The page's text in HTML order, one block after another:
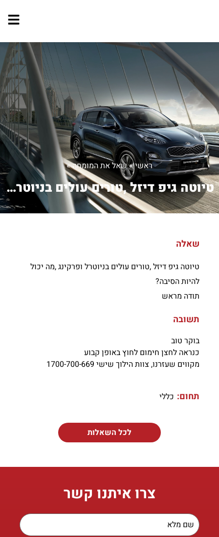
ראשי»שאל את המומחה»
טיוטה גיפ דיזל ,טורים עולים בניוטרל ו...
שאלה
טיוטה גיפ דיזל ,טורים עולים בניוטרל ופרקינג ,מה יכול
להיות הסיבה?
תודה מראש
תשובה
בוקר טוב
כנראה לחצן חימום לחוץ באופן קבוע
מקווים שעזרנו, צוות הילוך שישי 1700-700-669
תחום: כללי
לכל השאלות
צרו איתנו קשר